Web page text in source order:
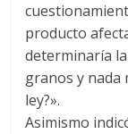
producto
determinaría
granos y nada
ley?».
Asimismo